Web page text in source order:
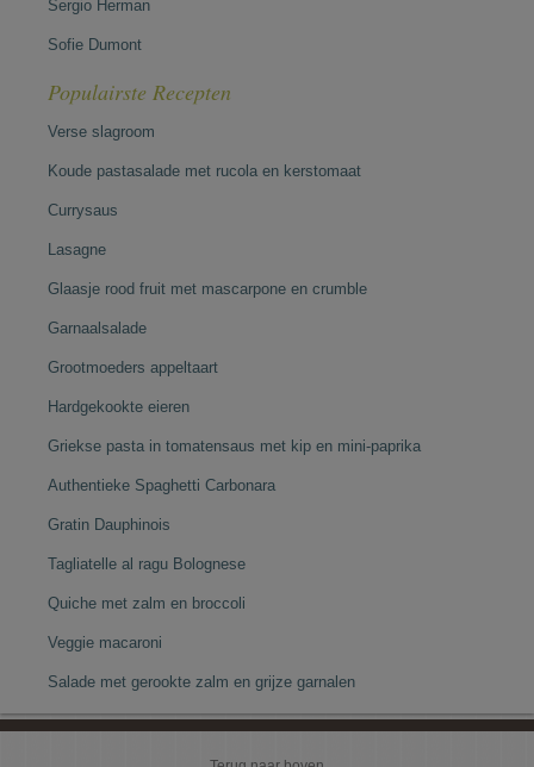
Sergio Herman
Sofie Dumont
Populairste Recepten
Verse slagroom
Koude pastasalade met rucola en kerstomaat
Currysaus
Lasagne
Glaasje rood fruit met mascarpone en crumble
Garnaalsalade
Grootmoeders appeltaart
Hardgekookte eieren
Griekse pasta in tomatensaus met kip en mini-paprika
Authentieke Spaghetti Carbonara
Gratin Dauphinois
Tagliatelle al ragu Bolognese
Quiche met zalm en broccoli
Veggie macaroni
Salade met gerookte zalm en grijze garnalen